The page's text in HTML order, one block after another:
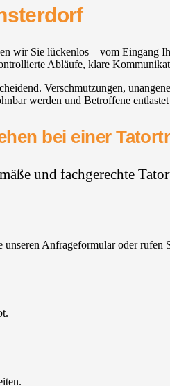
wir Sie lückenlos – vom
Abläufe, klare
Verschmutzungen,
werden und Betroffene
bei einer
und fachgerechte
unseren Anfrageformular oder rufen